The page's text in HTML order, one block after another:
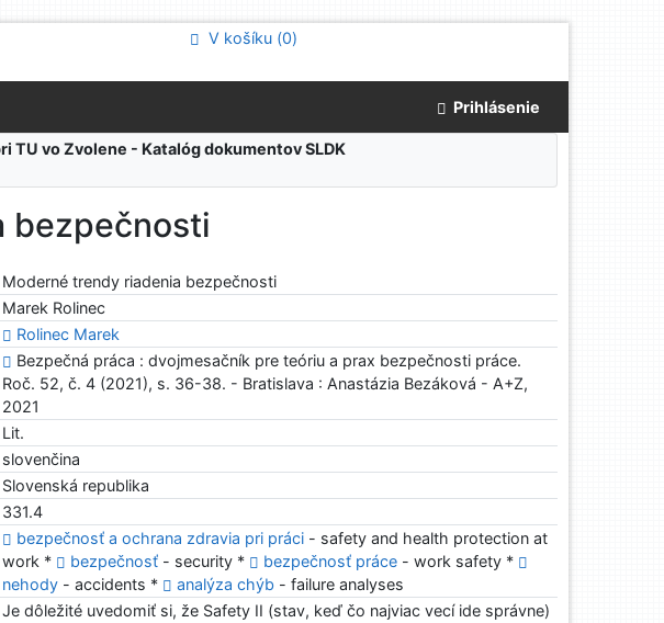
V košíku (0)
Prihlásenie
TU vo Zvolene - Katalóg dokumentov SLDK
bezpečnosti
Moderné trendy riadenia bezpečnosti
Marek Rolinec
Rolinec Marek
Bezpečná práca : dvojmesačník pre teóriu a prax bezpečnosti práce.
Roč. 52, č. 4 (2021), s. 36-38. - Bratislava : Anastázia Bezáková - A+Z,
2021
Lit.
slovenčina
Slovenská republika
331.4
bezpečnosť a ochrana zdravia pri práci - safety and health protection at
work *
bezpečnosť - security * bezpečnosť práce - work safety *
nehody - accidents * analýza chýb - failure analyses
Je dôležité uvedomiť si, že Safety II (stav, keď čo najviac vecí ide správne)